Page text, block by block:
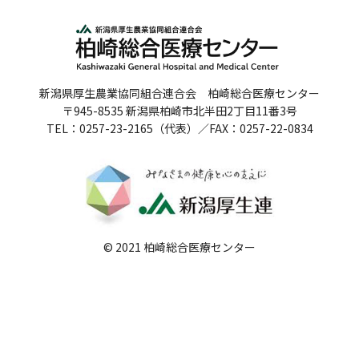
医療関係者の方へ
病院誌
個人情報保護方針
反社会的勢力に対する基本方針
院内感染対策指針
新潟県厚生農業協同組合連合会 柏崎総合医療センター
〒945-8535 新潟県柏崎市北半田2丁目11番3号
TEL：0257-23-2165（代表）／FAX：0257-22-0834
© 2021 柏崎総合医療センター